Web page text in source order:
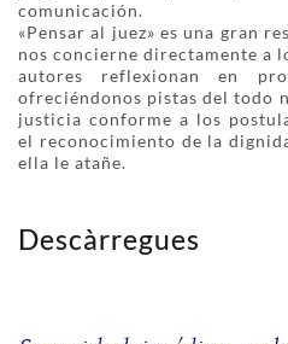
comunicación.
«Pensar al juez» es una gran
nos concierne directamente a
autores reflexionan en
ofreciéndonos pistas del todo
justicia conforme a los
el reconocimiento de la
ella le atañe.
Descàrregues